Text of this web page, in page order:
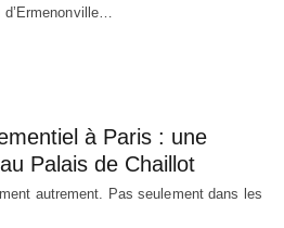
d’Ermenonville…
à Paris : une
Palais de Chaillot
autrement. Pas seulement dans les